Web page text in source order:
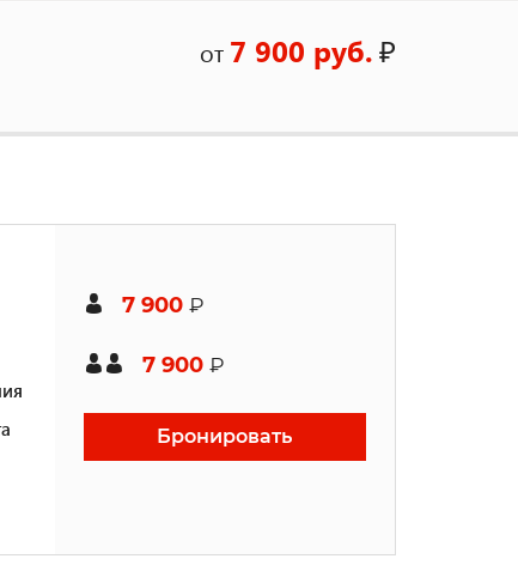
от 7 900 руб.₽
7 900 ₽
7 900 ₽
Бронировать